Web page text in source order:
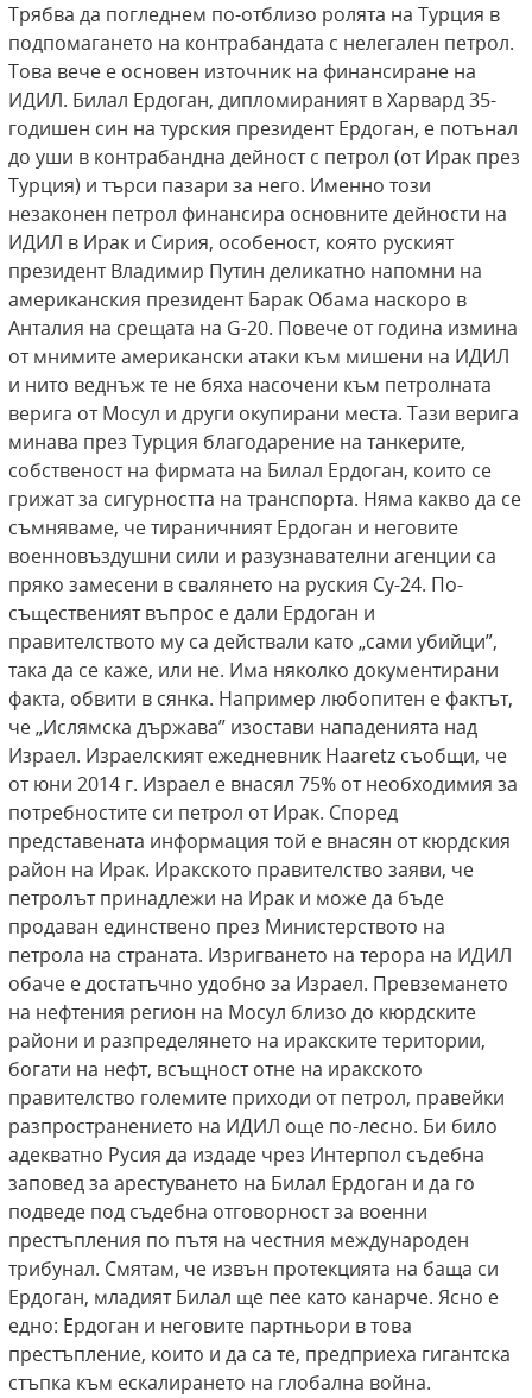
Трябва да погледнем по-отблизо ролята на Турция в
подпомагането на контрабандата с нелегален петрол.
Това вече е основен източник на финансиране на
ИДИЛ. Билал Ердоган, дипломираният в Харвард 35-
годишен син на турския президент Ердоган, е потънал
до уши в контрабандна дейност с петрол (от Ирак през
Турция) и търси пазари за него. Именно този
незаконен петрол финансира основните дейности на
ИДИЛ в Ирак и Сирия, особеност, която руският
президент Владимир Путин деликатно напомни на
американския президент Барак Обама наскоро в
Анталия на срещата на G-20. Повече от година измина
от мнимите американски атаки към мишени на ИДИЛ
и нито веднъж те не бяха насочени към петролната
верига от Мосул и други окупирани места. Тази верига
минава през Турция благодарение на танкерите,
собственост на фирмата на Билал Ердоган, които се
грижат за сигурността на транспорта. Няма какво да се
съмняваме, че тираничният Ердоган и неговите
военновъздушни сили и разузнавателни агенции са
пряко замесени в свалянето на руския Су-24. По-
същественият въпрос е дали Ердоган и
правителството му са действали като „сами убийци”,
така да се каже, или не. Има няколко документирани
факта, обвити в сянка. Например любопитен е фактът,
че „Ислямска държава” изостави нападенията над
Израел. Израелският ежедневник Haaretz съобщи, че
от юни 2014 г. Израел е внасял 75% от необходимия за
потребностите си петрол от Ирак. Според
представената информация той е внасян от кюрдския
район на Ирак. Иракското правителство заяви, че
петролът принадлежи на Ирак и може да бъде
продаван единствено през Министерството на
петрола на страната. Изригването на терора на ИДИЛ
обаче е достатъчно удобно за Израел. Превземането
на нефтения регион на Мосул близо до кюрдските
райони и разпределянето на иракските територии,
богати на нефт, всъщност отне на иракското
правителство големите приходи от петрол, правейки
разпространението на ИДИЛ още по-лесно. Би било
адекватно Русия да издаде чрез Интерпол съдебна
заповед за арестуването на Билал Ердоган и да го
подведе под съдебна отговорност за военни
престъпления по пътя на честния международен
трибунал. Смятам, че извън протекцията на баща си
Ердоган, младият Билал ще пее като канарче. Ясно е
едно: Ердоган и неговите партньори в това
престъпление, които и да са те, предприеха гигантска
стъпка към ескалирането на глобална война.